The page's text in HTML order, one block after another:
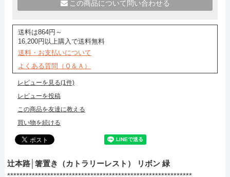
この商品について問い合わせる
送料は864円～
16,200円以上購入で送料無料
送料・お支払いについて
よくある質問（Ｑ＆Ａ）
レビューを見る(1件)
レビューを投稿
この商品を友達に教える
買い物を続ける
辻本路│箸置き（カトラリーレスト） リボン 緑